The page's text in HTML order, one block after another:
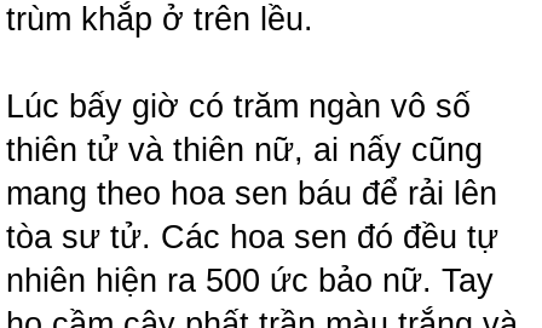
trùm khắp ở trên lều.
Lúc bấy giờ có trăm ngàn vô số
thiên tử và thiên nữ, ai nấy cũng
mang theo hoa sen báu để rải lên
tòa sư tử. Các hoa sen đó đều tự
nhiên hiện ra 500 ức bảo nữ. Tay